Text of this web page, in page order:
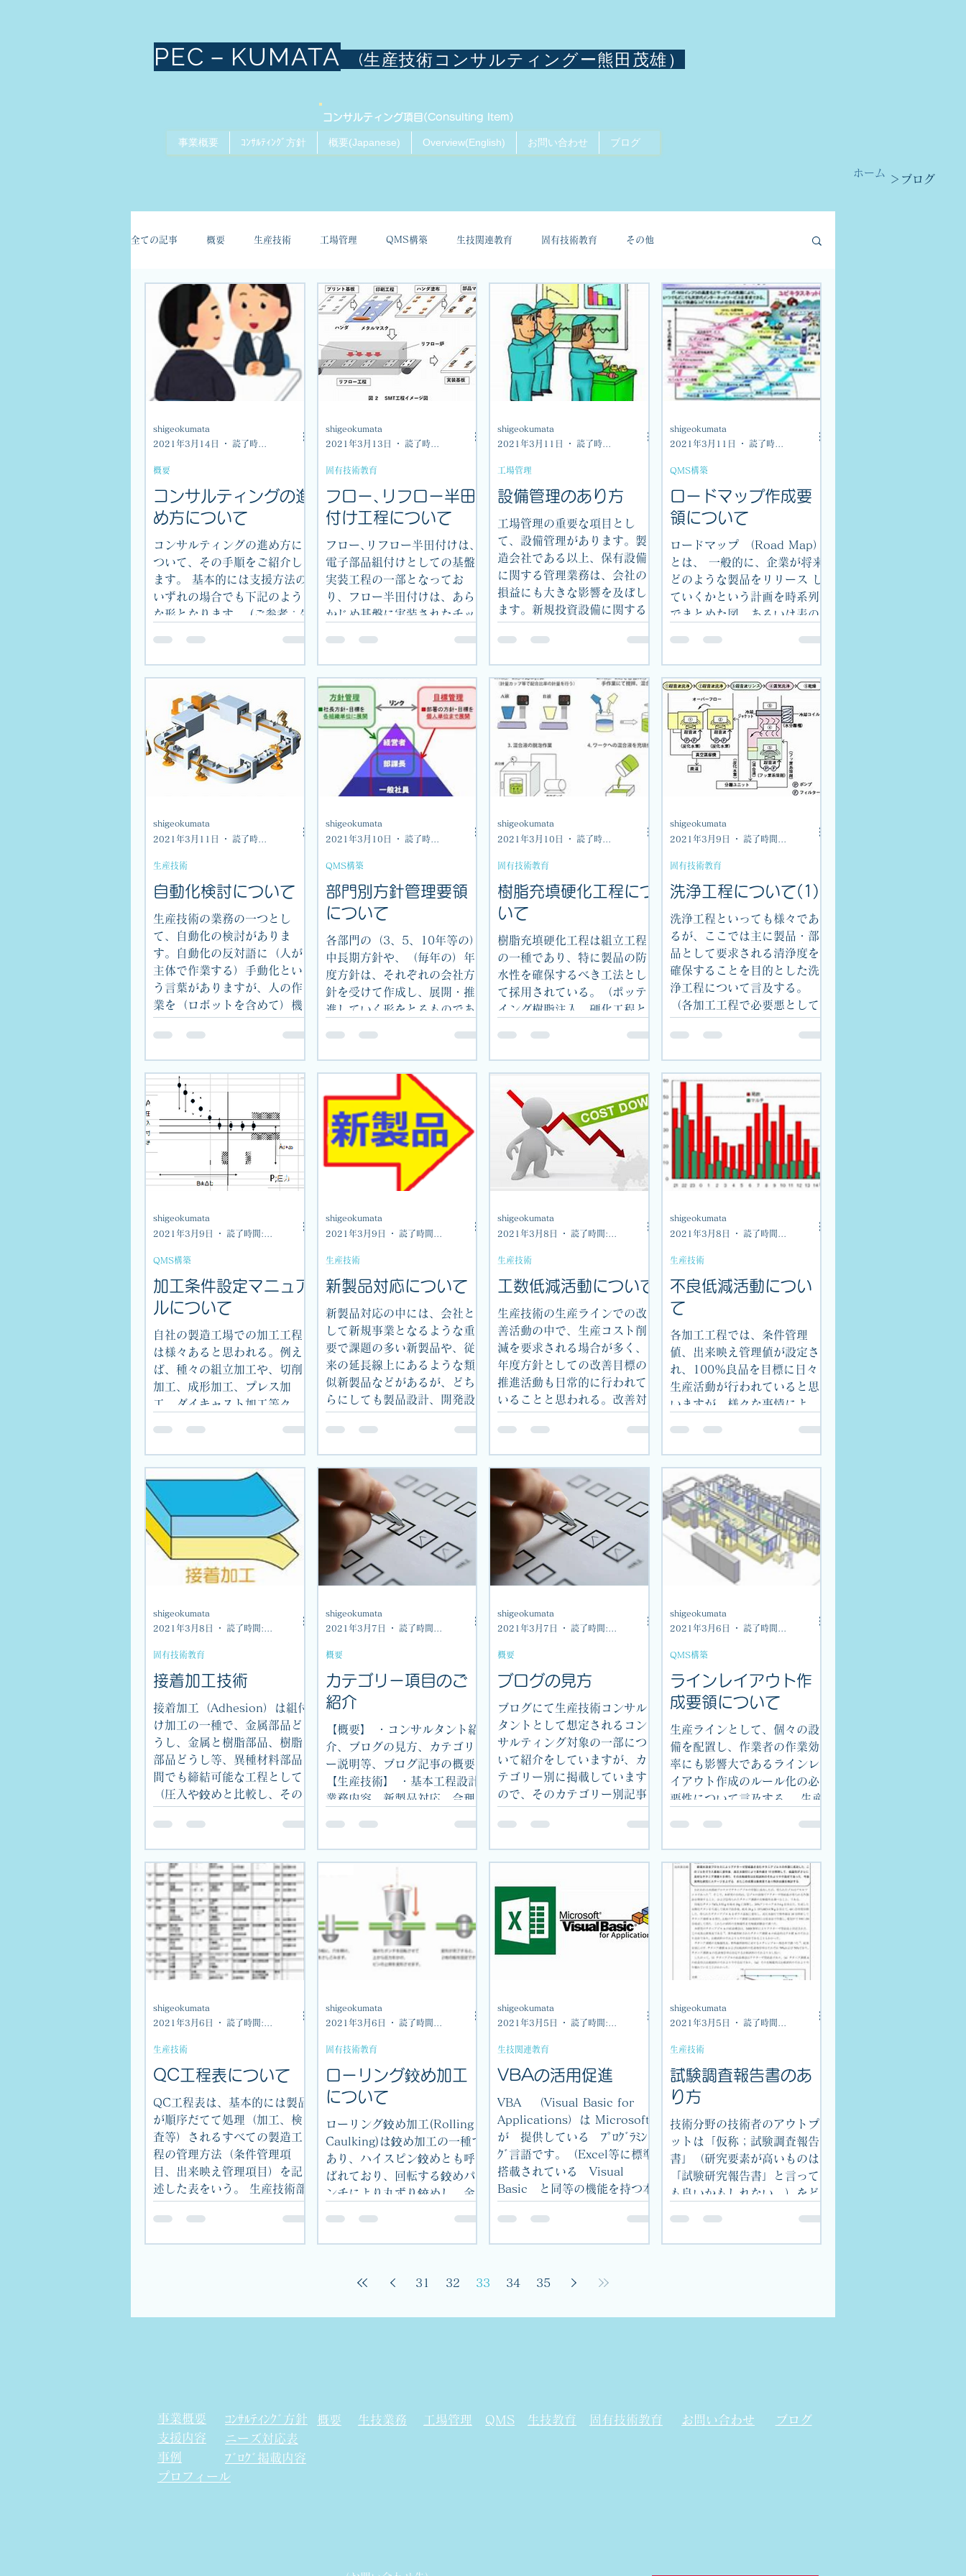
PEC－KUMATA (生産技術コンサルティングー熊田茂雄）
コンサルティング項目(Consulting Item)
事業概要 ｺﾝｻﾙﾃｨﾝｸﾞ方針 概要(Japanese) Overview(English) お問い合わせ ブログ
ホーム
＞ブログ
全ての記事 概要 生産技術 工場管理 QMS構築 生技関連教育 固有技術教育 その他
コンサルティングの進
め方について
コンサルティングの進め方に
ついて、その手順をご紹介し
ます。 基本的には支援方法の
いずれの場合でも下記のよう
な形となります。 (ご参考；生
課題の確認（①又は②） ①お
の確認...
概要
shigeokumata
2021年3月14日
フロー､リフロー半田
付け工程について
フロー､リフロー半田付けは、
電子部品組付けとしての基盤
実装工程の一部となってお
り、フロー半田付けは、あら
かじめ基盤に実装されたチッ
品を噴流はんだ槽を通過させ
て半田付けするものであり、
リフロー半田付けは、あらか
じめ基盤にスク...
固有技術教育
shigeokumata
2021年3月13日
設備管理のあり方
工場管理の重要な項目とし
て、設備管理があります。製
造会社である以上、保有設備
に関する管理業務は、会社の
損益にも大きな影響を及ぼし
ます。新規投資設備に関する
導入日程管理）、保有設備に
関すること（稼働状況、保全
状況、遊休機活用、廃却検討
等）、損益関連の...
工場管理
shigeokumata
2021年3月11日
ロードマップ作成要
領について
ロードマップ （Road Map）
とは、 一般的に、企業が将来
どのような製品をリリース し
ていくかという計画を時系列
でまとめた図、あるいは表の
トの目標やそれに至るまでの
大まかな計画を俯瞰的に記す
場合にも使われます。...
QMS構築
shigeokumata
2021年3月11日
自動化検討について
生産技術の業務の一つとし
て、自動化の検討がありま
す。自動化の反対語に（人が
主体で作業する）手動化とい
う言葉がありますが、人の作
業を（ロボットを含めて）機
械がすべて実施する形に置き
換えることが自動化です。お
たライン（つまり、良品率
100％のライン）が...
生産技術
shigeokumata
2021年3月11日
部門別方針管理要領
について
各部門の（3、5、10年等の）
中長期方針や、（毎年の）年
度方針は、それぞれの会社方
針を受けて作成し、展開・推
進していく形をとるものであ
的な部門方針へ展開し、部門
メンバーの実際業務に落とし
込んでいくかにかかってい
る。魅力のある...
QMS構築
shigeokumata
2021年3月10日
樹脂充填硬化工程につ
いて
樹脂充填硬化工程は組立工程
の一種であり、特に製品の防
水性を確保するべき工法とし
て採用されている。（ポッテ
イング樹脂注入、硬化工程と
脂充填装置で充填（時には真
空中での充填実施）し、その
後、炉（バッチ炉、連続炉
等）に入れて熱...
固有技術教育
shigeokumata
2021年3月10日
洗浄工程について(1)
洗浄工程といっても様々であ
るが、ここでは主に製品・部
品として要求される清浄度を
確保することを目的とした洗
浄工程について言及する。
（各加工工程で必要悪として
発生・付着してしまった異物
（切削バリ、切削油）を次工
除去する等の目的の物は別と
固有技術教育
shigeokumata
2021年3月9日
加工条件設定マニュア
ルについて
自社の製造工場での加工工程
は様々あると思われる。例え
ば、種々の組立加工や、切削
加工、成形加工、プレス加
工、ダイキャスト加工等々、
動されている。 しかし、その
加工条件が最適条件であると
いう根拠が明確になってお
り、その設定経緯...
QMS構築
shigeokumata
2021年3月9日
新製品対応について
新製品対応の中には、会社と
して新規事業となるような重
要で課題の多い新製品や、従
来の延長線上にあるような類
似新製品などがあるが、どち
らにしても製品設計、開発設
き生産技術の役割は重要であ
動の実行部隊として、コス
ト・品質・納期を...
生産技術
shigeokumata
2021年3月9日
工数低減活動について
生産技術の生産ラインでの改
善活動の中で、生産コスト削
減を要求される場合が多く、
年度方針としての改善目標の
推進活動も日常的に行われて
いることと思われる。改善対
の、作業者工数低減がその一
び付くものである。小さなも
のは、作業項目...
生産技術
shigeokumata
2021年3月8日
不良低減活動につい
て
各加工工程では、条件管理
値、出来映え管理値が設定さ
れ、100％良品を目標に日々
生産活動が行われていると思
いますが、様々な事情によ
と規格値に対する工程能力不
足で発生するもの、工程能力
はあるはずが、（よくわから
ない状況の中）突...
生産技術
shigeokumata
2021年3月8日
接着加工技術
接着加工（Adhesion）は組付
け加工の一種で、金属部品ど
うし、金属と樹脂部品、樹脂
部品どうし等、異種材料部品
間でも締結可能な工程として
（圧入や鉸めと比較し、その
す。特に嫌気性接着剤は室温
性や締結力UPを目的として広
く使...
固有技術教育
shigeokumata
2021年3月8日
カテゴリー項目のご
紹介
【概要】 ・コンサルタント紹
介、ブログの見方、カテゴリ
ー説明等、ブログ記事の概要
【生産技術】 ・基本工程設計
業務内容、新製品対応、合理
目 【工場管理】 ・設備管
出、物流・在庫管理、環境管
概要
shigeokumata
2021年3月7日
ブログの見方
ブログにて生産技術コンサル
タントとして想定されるコン
サルティング対象の一部につ
いて紹介をしていますが、カ
テゴリー別に掲載しています
ので、そのカテゴリー別記事
ます。 【PC画面の場合】 ブ
概要
shigeokumata
2021年3月7日
ラインレイアウト作
成要領について
生産ラインとして、個々の設
備を配置し、作業者の作業効
率にも影響大であるラインレ
イアウト作成のルール化の必
要性について言及する。 生産
系統図、設備・治具投資計
画、設置場所計画等ととも
に、ラインレイアウト計画を
作成する必要があ...
QMS構築
shigeokumata
2021年3月6日
QC工程表について
QC工程表は、基本的には製品
が順序だてて処理（加工、検
査等）されるすべての製造工
程の管理方法（条件管理項
目、出来映え管理項目）を記
述した表をいう。 生産技術部
程管理表、工程管理明細書
等）については、生産工程で
生産技術
shigeokumata
2021年3月6日
ローリング鉸め加工
について
ローリング鉸め加工(Rolling
Caulking)は鉸め加工の一種で
あり、ハイスピン鉸めとも呼
ばれており、回転する鉸めパ
ンチにより丸ずり鉸めし、金
圧力のみで鉸めるタイプ）に
与える圧力が小さくて...
固有技術教育
shigeokumata
2021年3月6日
VBAの活用促進
VBA （Visual Basic for
Applications）は Microsoft
が 提供している ﾌﾟﾛｸﾞﾗﾐﾝ
ｸﾞ言語です。（Excel等に標準
搭載されている Visual
Basic と同等の機能を持つ本
討作業の効率化を行う上で...
生技関連教育
shigeokumata
2021年3月5日
試験調査報告書のあ
り方
技術分野の技術者のアウトプ
ットは「仮称；試験調査報告
書」（研究要素が高いものは
「試験研究報告書」と言って
も良いかもしれない。）をど
術を確固たるものとするに
生産技術
shigeokumata
2021年3月5日
31 32 33 34 35
概要 生技業務 工場管理 QMS 生技教育 固有技術教育 ブログ
事業概要
支援内容
事例
プロフィール
ｺﾝｻﾙﾃｨﾝｸﾞ方針
​ニーズ対応表
ﾌﾞﾛｸﾞ掲載内容
お問い合わせ